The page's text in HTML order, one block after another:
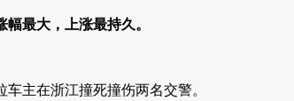
最大，上涨最持久。
主在浙江撞死撞伤两名交警。